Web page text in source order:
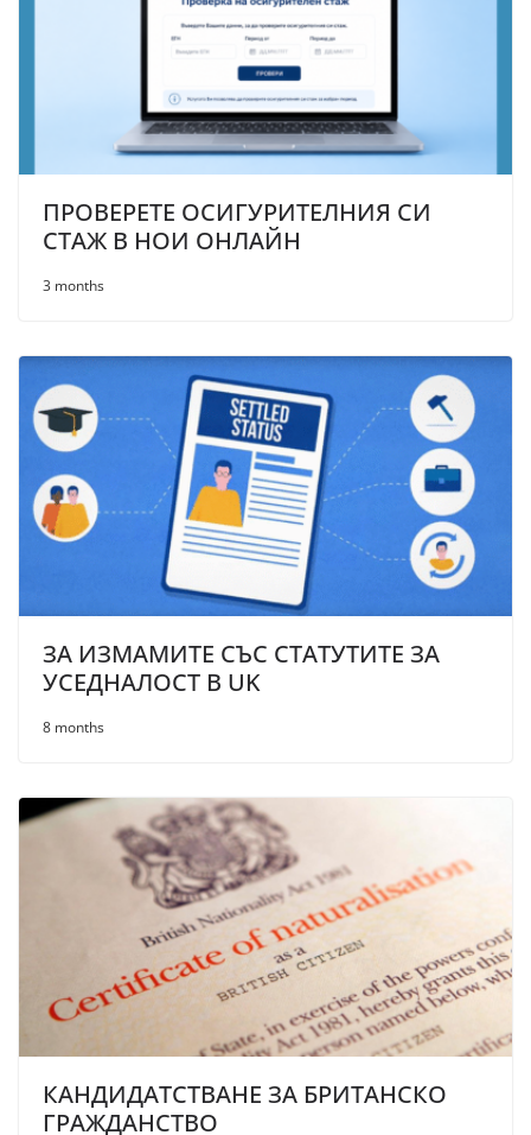
ПРОВЕРЕТЕ ОСИГУРИТЕЛНИЯ СИ
СТАЖ В НОИ ОНЛАЙН
3 months
ЗА ИЗМАМИТЕ СЪС СТАТУТИТЕ ЗА
УСЕДНАЛОСТ В UK
8 months
КАНДИДАТСТВАНЕ ЗА БРИТАНСКО
ГРАЖДАНСТВО